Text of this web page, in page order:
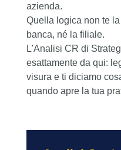
azienda.
Quella logica non te
banca, né la filiale.
L'Analisi CR di
esattamente da qui:
visura e ti diciamo
quando apre la tua